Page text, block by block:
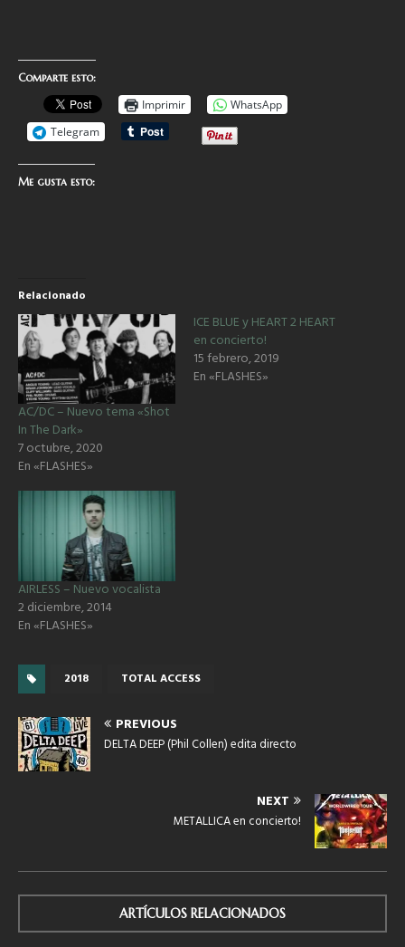
Comparte esto:
Imprimir
WhatsApp
Telegram
Me gusta esto:
Relacionado
AC/DC – Nuevo tema «Shot
In The Dark»
7 octubre, 2020
En «FLASHES»
ICE BLUE y HEART 2 HEART
en concierto!
15 febrero, 2019
En «FLASHES»
AIRLESS – Nuevo vocalista
2 diciembre, 2014
En «FLASHES»
2018 TOTAL ACCESS
PREVIOUS
DELTA DEEP (Phil Collen) edita directo
NEXT
METALLICA en concierto!
ARTÍCULOS RELACIONADOS